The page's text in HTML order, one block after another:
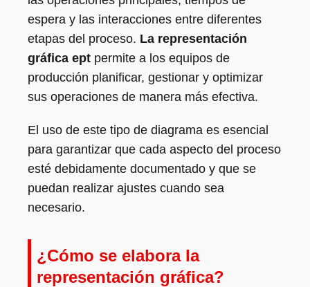
espera y las interacciones entre diferentes
etapas del proceso. La representación
gráfica ept permite a los equipos de
producción planificar, gestionar y optimizar
sus operaciones de manera más efectiva.
El uso de este tipo de diagrama es esencial
para garantizar que cada aspecto del proceso
esté debidamente documentado y que se
puedan realizar ajustes cuando sea
necesario.
¿Cómo se elabora la
representación gráfica?